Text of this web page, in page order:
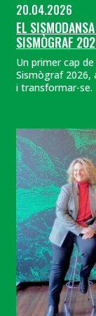
20.04.2026
EL
SISMÒGRAF
Un primer cap
Sismògraf 2026,
i transformar-se.